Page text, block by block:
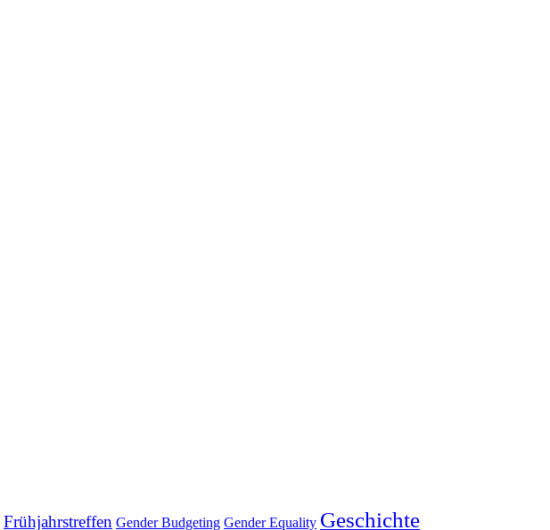
Frühjahrstreffen Gender Budgeting Gender Equality Geschichte